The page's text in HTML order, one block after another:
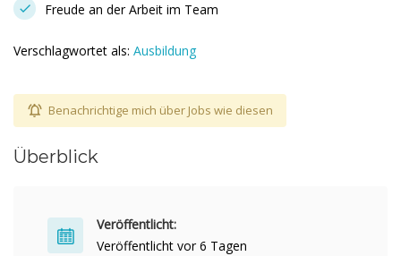
Freude an der Arbeit im Team
Verschlagwortet als: Ausbildung
Benachrichtige mich über Jobs wie diesen
Überblick
Veröffentlicht:
Veröffentlicht vor 6 Tagen